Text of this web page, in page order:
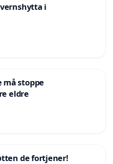
i
stoppe
eldre
de fortjener!